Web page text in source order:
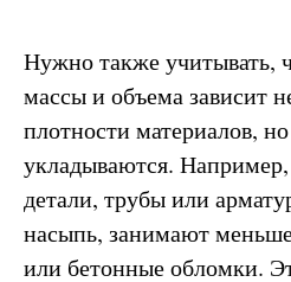
Нужно также учитывать,
массы и объема зависит
плотности материалов,
укладываются.
детали, трубы или
насыпь, занимают
или бетонные обломки.